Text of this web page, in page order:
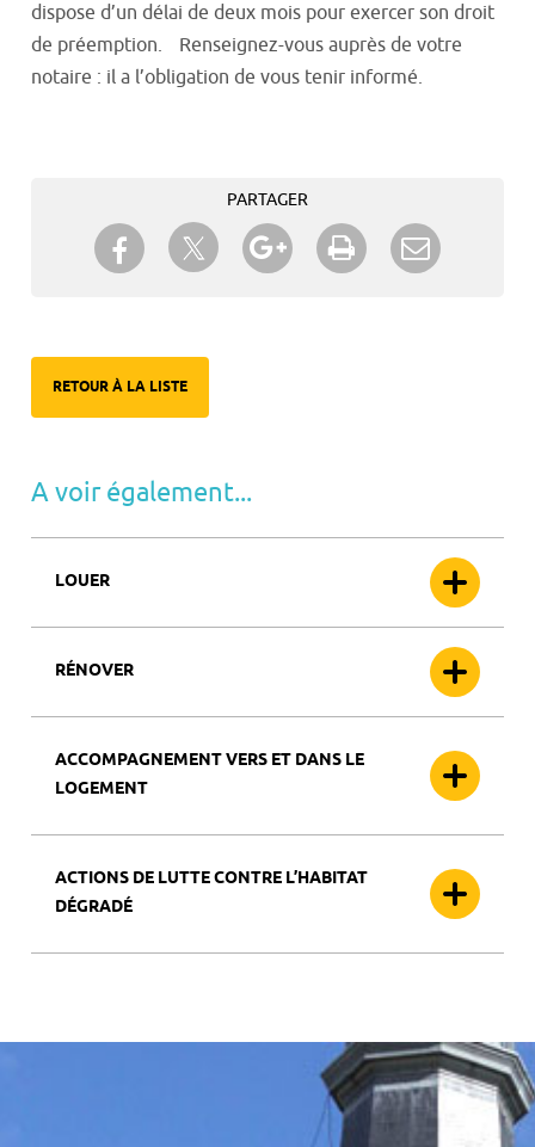
dispose d’un délai de deux mois pour exercer son droit
de préemption. Renseignez-vous auprès de votre
notaire : il a l’obligation de vous tenir informé.
PARTAGER
Partager sur Facebook
Partager sur TwitterPartager sur Google+
Imprimer
RETOUR À LA LISTE
A voir également...
LOUER
RÉNOVER
ACCOMPAGNEMENT VERS ET DANS LE
LOGEMENT
ACTIONS DE LUTTE CONTRE L’HABITAT
DÉGRADÉ